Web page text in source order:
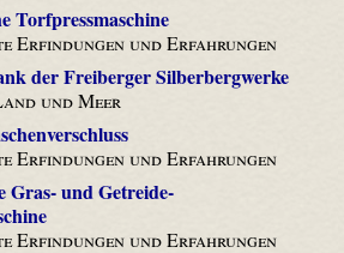
Torfpressmaschine
Erfindungen und Erfahrungen
der Freiberger Silberbergwerke
und Meer
Erfindungen und Erfahrungen
Gras- und Getreide-
Erfindungen und Erfahrungen